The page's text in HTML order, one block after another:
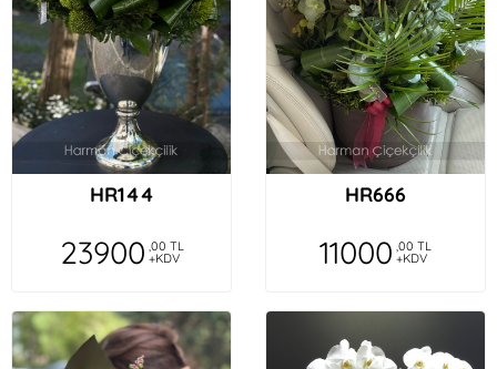
HR144
23900 ,00 TL
+KDV
HR666
11000 ,00 TL
+KDV